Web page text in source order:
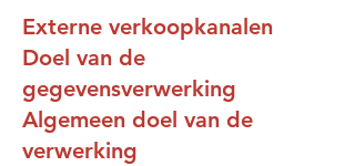
Externe verkoopkanalen
Doel van de
gegevensverwerking
Algemeen doel van de
verwerking